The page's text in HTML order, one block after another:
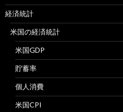
経済統計
米国の経済統計
米国GDP
貯蓄率
個人消費
米国CPI